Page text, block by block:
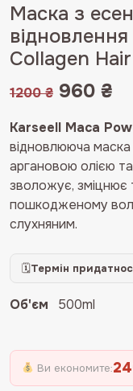
Маска з
Collagen
1200₴
ціна:
1200 ₴.
960 ₴
Karseell Maca
відновлююча маска
аргановою олією та
зволожує, зміцнює
пошкодженому
слухняним.
🗓Термін
Об'єм 500ml
Ви економите: